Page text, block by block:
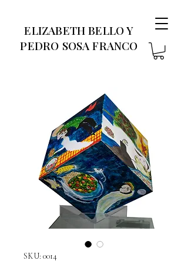
ELIZABETH BELLO Y
PEDRO SOSA FRANCO
SKU: 0014